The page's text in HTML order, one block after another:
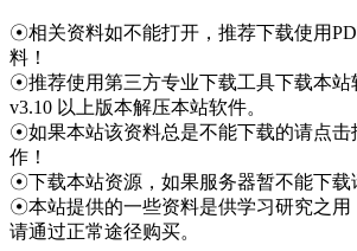
☉相关资料如不能打开，推荐下载使用
料！
☉推荐使用第三方专业下载工具下载本站
v3.10 以上版本解压本站软件。
☉如果本站该资料总是不能下载的请点击
作！
☉下载本站资源，如果服务器暂不能下载
☉本站提供的一些资料是供学习研究之用
请通过正常途径购买。